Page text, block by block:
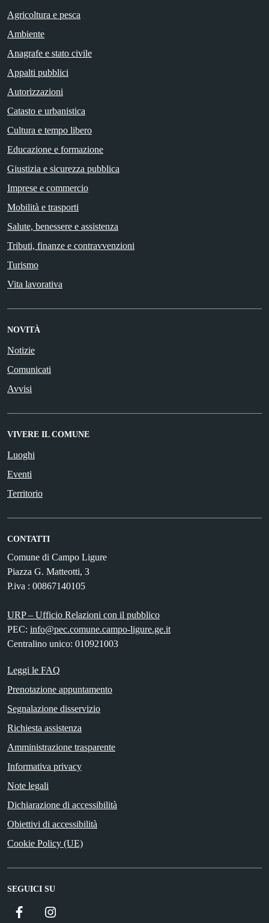
Agricoltura e pesca
Ambiente
Anagrafe e stato civile
Appalti pubblici
Autorizzazioni
Catasto e urbanistica
Cultura e tempo libero
Educazione e formazione
Giustizia e sicurezza pubblica
Imprese e commercio
Mobilità e trasporti
Salute, benessere e assistenza
Tributi, finanze e contravvenzioni
Turismo
Vita lavorativa
NOVITÀ
Notizie
Comunicati
Avvisi
VIVERE IL COMUNE
Luoghi
Eventi
Territorio
CONTATTI
Comune di Campo Ligure
Piazza G. Matteotti, 3
P.iva : 00867140105
URP – Ufficio Relazioni con il pubblico
PEC: info@pec.comune.campo-ligure.ge.it
Centralino unico: 010921003
Leggi le FAQ
Prenotazione appuntamento
Segnalazione disservizio
Richiesta assistenza
Amministrazione trasparente
Informativa privacy
Note legali
Dichiarazione di accessibilità
Obiettivi di accessibilità
Cookie Policy (UE)
SEGUICI SU
Facebook